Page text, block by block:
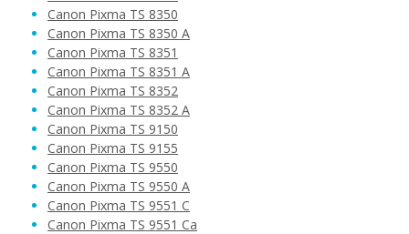
12,90 €
Pridať do košíka
Kompatibilná náplň s Canon CLI-581BK
XXL (čierna)
Kompatibilná náplň
Canon Pixma TS 8350
Canon Pixma TS 8350 A
Canon Pixma TS 8351
Canon Pixma TS 8351 A
Canon Pixma TS 8352
Canon Pixma TS 8352 A
Canon Pixma TS 9150
Canon Pixma TS 9155
Canon Pixma TS 9550
Canon Pixma TS 9550 A
Canon Pixma TS 9551 C
Canon Pixma TS 9551 Ca